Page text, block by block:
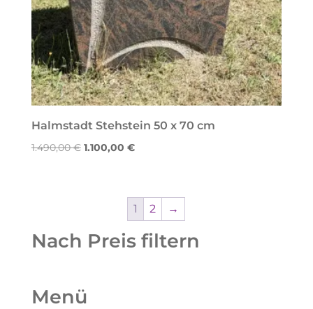
Halmstadt Stehstein 50 x 70 cm
1.490,00€ Ursprünglicher
1.490,00 €
1.100,00 €Aktueller
1.100,00 €.
1 2 →
Nach Preis filtern
Menü